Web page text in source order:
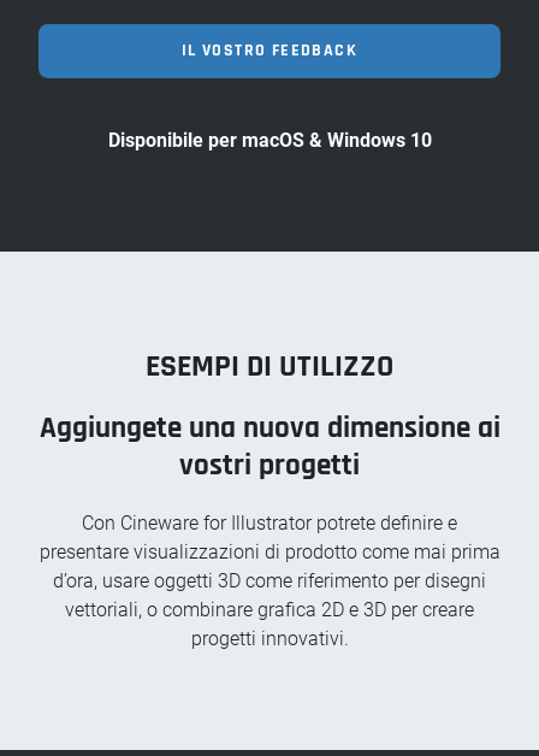
IL VOSTRO FEEDBACK
Disponibile per macOS & Windows 10
ESEMPI DI UTILIZZO
Aggiungete una nuova dimensione ai
vostri progetti
Con Cineware for Illustrator potrete definire e
presentare visualizzazioni di prodotto come mai prima
d’ora, usare oggetti 3D come riferimento per disegni
vettoriali, o combinare grafica 2D e 3D per creare
progetti innovativi.